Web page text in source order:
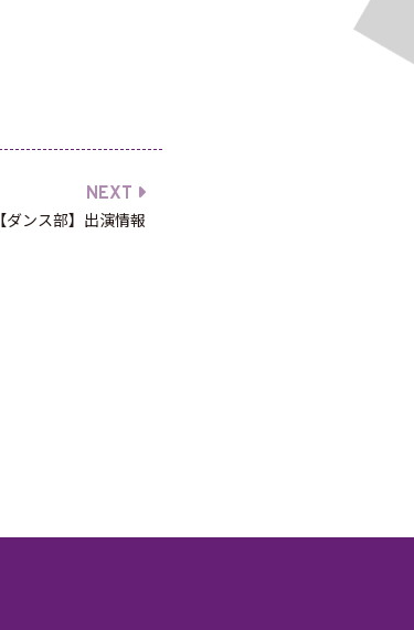
NEXT
【ダンス部】出演情報